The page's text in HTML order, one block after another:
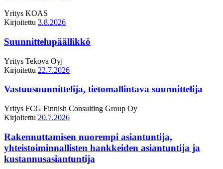
Yritys KOAS
Kirjoitettu 3.8.2026
Suunnittelupäällikkö
Yritys Tekova Oyj
Kirjoitettu 22.7.2026
Vastuusuunnittelija, tietomallintava suunnittelija
Yritys FCG Finnish Consulting Group Oy
Kirjoitettu 20.7.2026
Rakennuttamisen nuorempi asiantuntija,
yhteistoiminnallisten hankkeiden asiantuntija ja
kustannusasiantuntija